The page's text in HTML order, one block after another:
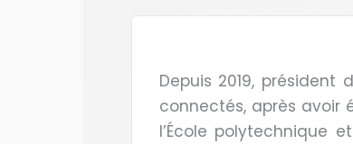
Depuis 2019,
connectés, après avoir
l’École polytechnique